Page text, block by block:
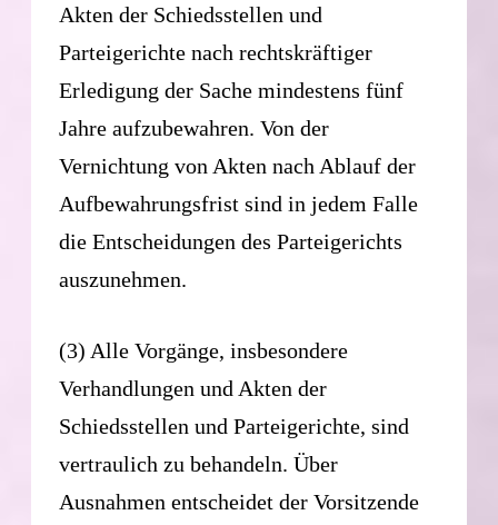
Akten der Schiedsstellen und
Parteigerichte nach rechtskräftiger
Erledigung der Sache mindestens fünf
Jahre aufzubewahren. Von der
Vernichtung von Akten nach Ablauf der
Aufbewahrungsfrist sind in jedem Falle
die Entscheidungen des Parteigerichts
auszunehmen.
(3) Alle Vorgänge, insbesondere
Verhandlungen und Akten der
Schiedsstellen und Parteigerichte, sind
vertraulich zu behandeln. Über
Ausnahmen entscheidet der Vorsitzende